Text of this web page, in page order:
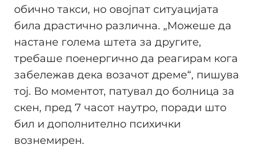
обично такси, но овојпат ситуацијата
била драстично различна. „Можеше да
настане голема штета за другите,
требаше поенергично да реагирам кога
забележав дека возачот дреме“, пишува
тој. Во моментот, патувал до болница за
скен, пред 7 часот наутро, поради што
бил и дополнително психички
вознемирен.